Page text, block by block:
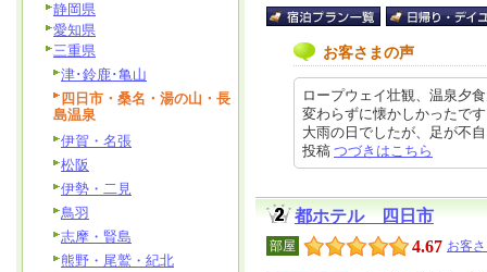
お客さまの声
ロープウェイ壮観、温泉夕
変わらずに懐かしかったで
大雨の日でしたが、足が不
投稿 つづきはこちら
都ホテル 四日市
部屋 4.67 お客
静岡県
愛知県
三重県
津･鈴鹿･亀山
四日市・桑名・湯の山・長
島温泉
伊賀・名張
松阪
伊勢・二見
鳥羽
志摩・賢島
熊野・尾鷲・紀北